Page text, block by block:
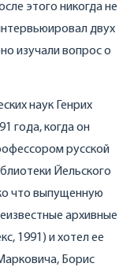
этого никогда не
двух
изучали вопрос о
наук Генрих
года, когда он
русской
Йельского
что выпущенную
архивные
1991) и хотел ее
Борис